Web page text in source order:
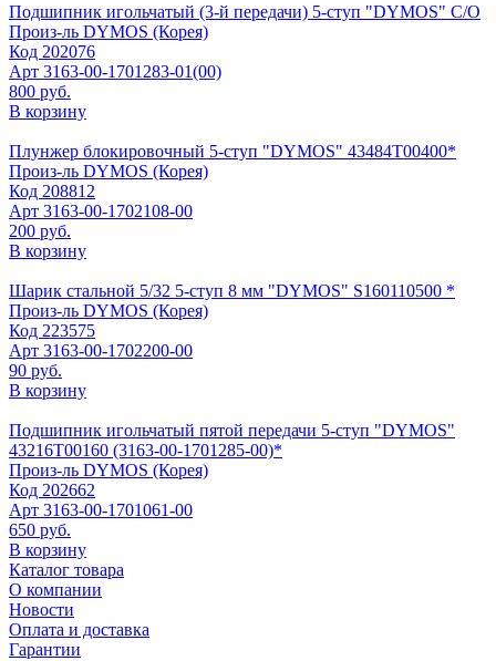
Подшипник игольчатый (3-й передачи) 5-ступ "DYMOS" C/О
Произ-ль DYMOS (Корея)
Код 202076
Арт 3163-00-1701283-01(00)
800 руб.
В корзину
Плунжер блокировочный 5-ступ "DYMOS" 43484Т00400*
Произ-ль DYMOS (Корея)
Код 208812
Арт 3163-00-1702108-00
200 руб.
В корзину
Шарик стальной 5/32 5-ступ 8 мм "DYMOS" S160110500 *
Произ-ль DYMOS (Корея)
Код 223575
Арт 3163-00-1702200-00
90 руб.
В корзину
Подшипник игольчатый пятой передачи 5-ступ "DYMOS"
43216Т00160 (3163-00-1701285-00)*
Произ-ль DYMOS (Корея)
Код 202662
Арт 3163-00-1701061-00
650 руб.
В корзину
Каталог товара
О компании
Новости
Оплата и доставка
Гарантии